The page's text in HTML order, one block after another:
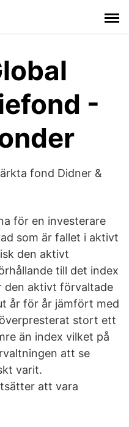
-
fond Didner &
för en investerare
som är fallet i aktivt
den aktivt
till det index
den aktivt förvaltade
år för år jämfört med
stort ett
än index vilket på
att se
varit.
att vara